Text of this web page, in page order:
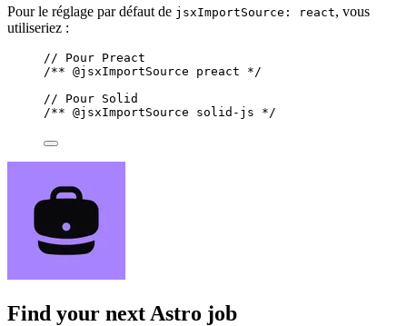
Pour le réglage par défaut de jsxImportSource: react, vous
utiliseriez :
// Pour Preact
/** @jsxImportSource preact */
// Pour Solid
/** @jsxImportSource solid-js */
Find your next Astro job